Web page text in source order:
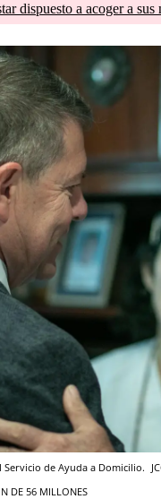
dispuesto a acoger a
de Ayuda a Domicilio.
DE 56 MILLONES